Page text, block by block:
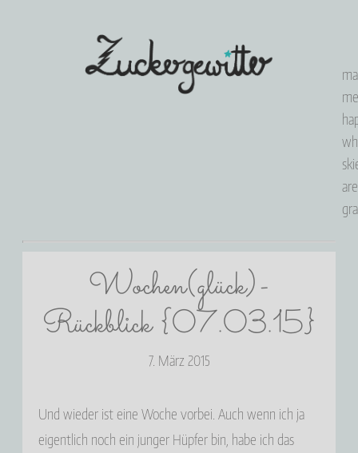
me
are
Wochen(glück)-
Rückblick {07.03.15}
7. März 2015
Und wieder ist eine Woche vorbei. Auch wenn ich ja
eigentlich noch ein junger Hüpfer bin, habe ich das